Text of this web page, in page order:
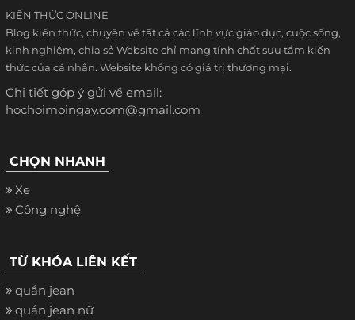
KIẾN THỨC ONLINE
Blog kiến thức, chuyên về tất cả các lĩnh vực giáo dục, cuộc sống,
kinh nghiệm, chia sẻ Website chỉ mang tính chất sưu tầm kiến
thức của cá nhân. Website không có giá trị thương mại.
Chi tiết góp ý gửi về email:
hochoimoingay.com@gmail.com
CHỌN NHANH
Xe
Công nghệ
TỪ KHÓA LIÊN KẾT
quần jean
quần jean nữ